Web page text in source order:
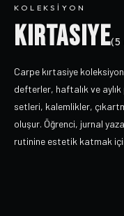
KOLEKSIYON
KIRTASIYE(5
Carpe kırtasiye
defterler, haftalık ve aylık
setleri, kalemlikler,
oluşur. Öğrenci, jurnal
rutinine estetik katmak